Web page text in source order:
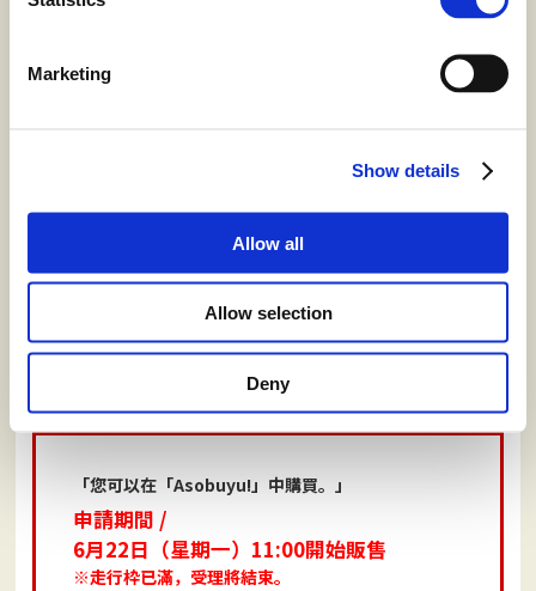
Marketing
Show details
Allow all
Allow selection
Deny
參加走行前的會議，遵守注意事項並遵從工作人員的指示。
注意事項請遵守，若因您的行為造成其他客人極大的困擾，
為了營利目的而拍攝，或對車輛進行過度宣傳的車輛。
排氣量為125cc以下的車輛。
申請方式
「您可以在「Asobuyu!」中購買。」
申請期間 /
6月22日（星期一）11:00開始販售
※走行枠已滿，受理將結束。